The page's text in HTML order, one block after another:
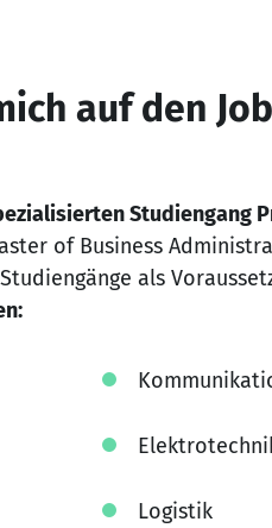
auf den
Studiengang
of Business
als
Logistik